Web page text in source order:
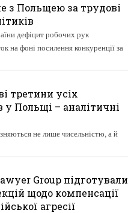
з Польщею за трудові
дефіцит робочих рук
на фоні посилення конкуренції за
третини усіх
у Польщі – аналітичні
не лише чисельністю, а й
Group підготували
щодо компенсації
агресії